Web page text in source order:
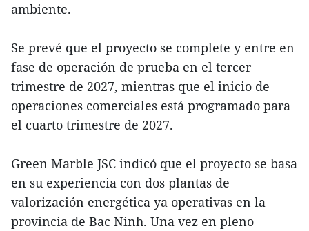
ambiente.
Se prevé que el proyecto se complete y entre en
fase de operación de prueba en el tercer
trimestre de 2027, mientras que el inicio de
operaciones comerciales está programado para
el cuarto trimestre de 2027.
Green Marble JSC indicó que el proyecto se basa
en su experiencia con dos plantas de
valorización energética ya operativas en la
provincia de Bac Ninh. Una vez en pleno